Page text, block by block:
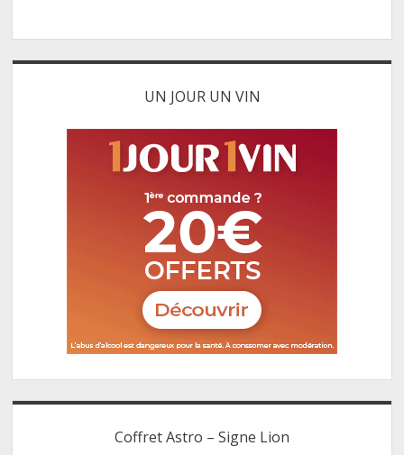
UN JOUR UN VIN
Coffret Astro – Signe Lion